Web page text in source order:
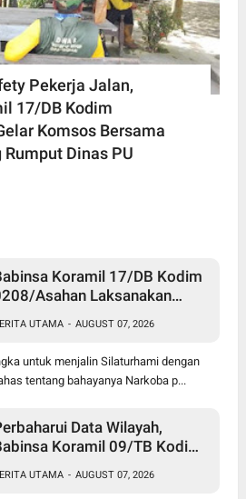
Pekerja Jalan,
17/DB Kodim
Komsos Bersama
Dinas PU
Koramil 17/DB Kodim
Asahan Laksanakan
Becak
UTAMA - AUGUST 07, 2026
untuk menjalin Silaturhami dengan
tentang bahayanya Narkoba p...
Data Wilayah,
Koramil 09/TB Kodim
Di Kantor Kelurahan
UTAMA - AUGUST 07, 2026